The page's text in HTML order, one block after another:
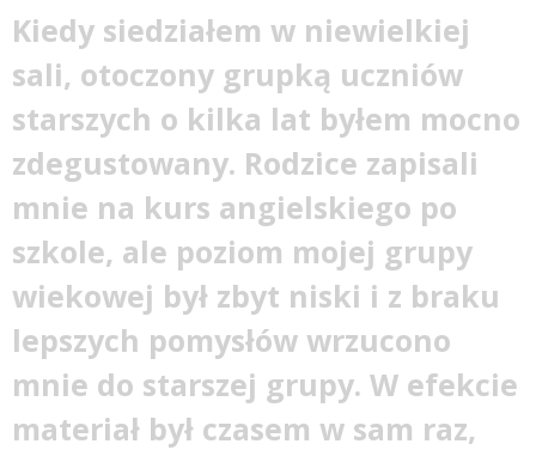
Kiedy siedziałem w niewielkiej
sali, otoczony grupką uczniów
starszych o kilka lat byłem mocno
zdegustowany. Rodzice zapisali
mnie na kurs angielskiego po
szkole, ale poziom mojej grupy
wiekowej był zbyt niski i z braku
lepszych pomysłów wrzucono
mnie do starszej grupy. W efekcie
materiał był czasem w sam raz,